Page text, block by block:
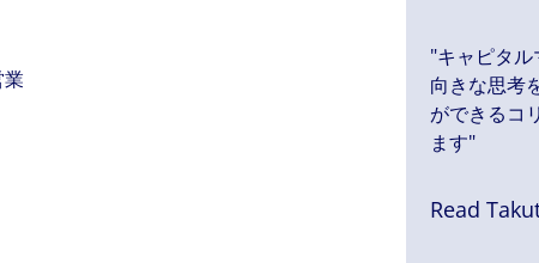
"キャピタ
向きな思考
ができるコ
ます"
Read